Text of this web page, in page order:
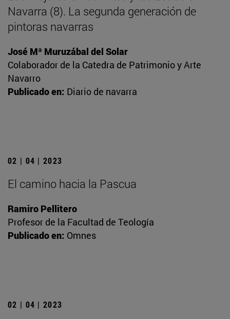
Navarra (8). La segunda generación de
pintoras navarras
José Mª Muruzábal del Solar
Colaborador de la Catedra de Patrimonio y Arte
Navarro
Publicado en: Diario de navarra
02 | 04 | 2023
El camino hacia la Pascua
Ramiro Pellitero
Profesor de la Facultad de Teología
Publicado en: Omnes
02 | 04 | 2023